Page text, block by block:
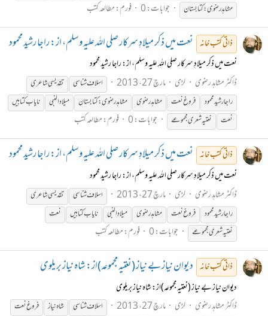
مشاہدرضوی:کتابستان
جوابات: 0 فورم:مطالعہ کتب
ذاتی کتب خانہ نعت میں ذکر میلادِ سرکار صلی اللہ علیہ وسلم، از: راجا رشید محمود
نعت میں ذکر میلادِ سرکار صلی اللہ علیہ وسلم، از: راجا رشید محمود
ڈاکٹر مشاہد رضوی
لڑی مارچ 27، 2013 اسلافشناسی
تقدیسی شاعری
راجا رشید محمود
فروغ نعت مشاہدرضوی مشاہدرضوی:کتابستان میلادالنبی
نایاب کتابیں
نعت
نعتیہ شعری مجموعے جوابات: 0 فورم:مطالعہ کتب
ذاتی کتب خانہ نعت میں ذکر میلادِ سرکار صلی اللہ علیہ وسلم، از: راجا رشید محمود
نعت میں ذکر میلادِ سرکار صلی اللہ علیہ وسلم، از: راجا رشید محمود
ڈاکٹر مشاہد رضوی
لڑی مارچ 27، 2013 اسلافشناسی
تقدیسی شاعری
راجا رشید محمود
فروغ نعت مشاہدرضوی میلادالنبی نایاب کتابیں
نعت
نعتیہ شعری مجموعے
جوابات: 0 فورم:مطالعہ کتب
ذاتی کتب خانہ دیوان نیاز بے نیاز (نعتیہ مجموعہ)از: شاہ نیاز بریلوی
دیوان نیاز بے نیاز (نعتیہ مجموعہ)از: شاہ نیاز بریلوی
ڈاکٹر مشاہد رضوی
لڑی مارچ 27، 2013 اسلافشناسی شاہ نیاز
فروغ نعت